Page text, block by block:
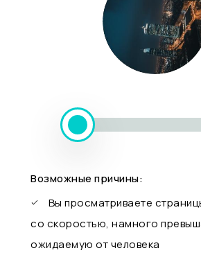
Возможные причины:
Вы просматриваете
со скоростью, намного
ожидаемую от человека